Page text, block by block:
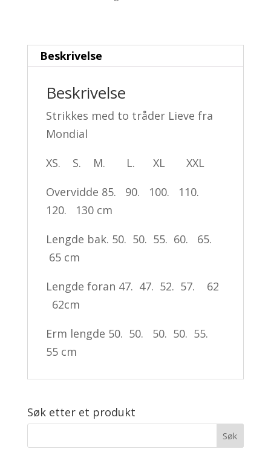
Beskrivelse
Beskrivelse
Strikkes med to tråder Lieve fra
Mondial
XS. S. M. L. XL XXL
Overvidde 85. 90. 100. 110.
120. 130 cm
Lengde bak. 50. 50. 55. 60. 65.
65 cm
Lengde foran 47. 47. 52. 57. 62
62cm
Erm lengde 50. 50. 50. 50. 55.
55 cm
Søk etter et produkt